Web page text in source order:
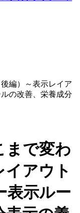
編）～表示レイア
の改善、栄養成分
まで変わ
イアウト
表示ルー